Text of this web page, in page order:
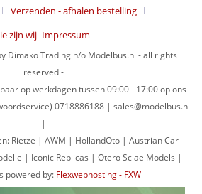
Verzenden - afhalen bestelling
zijn wij -Impressum -
Dimako Trading h/o Modelbus.nl - all rights
reserved -
op werkdagen tussen 09:00 - 17:00 op ons
0718886188 | sales@modelbus.nl
|
Rietze | AWM | HollandOto | Austrian Car
| Iconic Replicas | Otero Sclae Models |
powered by: Flexwebhosting - FXW